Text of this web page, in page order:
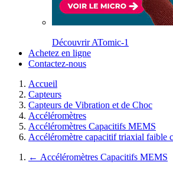
Découvrir ATomic-1
Achetez en ligne
Contactez-nous
Accueil
Capteurs
Capteurs de Vibration et de Choc
Accéléromètres
Accéléromètres Capacitifs MEMS
Accéléromètre capacitif triaxial faible
← Accéléromètres Capacitifs MEMS